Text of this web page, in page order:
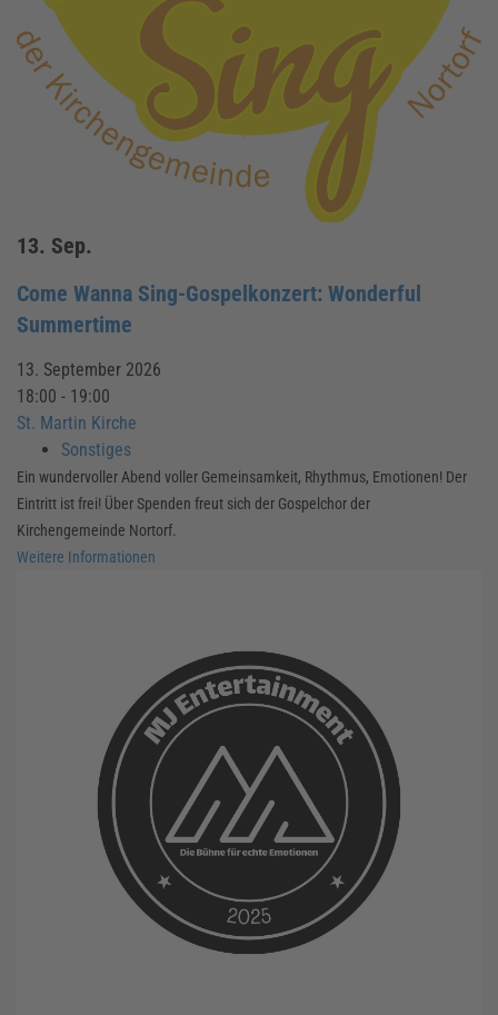
13. Sep.
Come Wanna Sing-Gospelkonzert: Wonderful
Summertime
13. September 2026
18:00 - 19:00
St. Martin Kirche
Sonstiges
Ein wundervoller Abend voller Gemeinsamkeit, Rhythmus, Emotionen! Der
Eintritt ist frei! Über Spenden freut sich der Gospelchor der
Kirchengemeinde Nortorf.
Weitere Informationen